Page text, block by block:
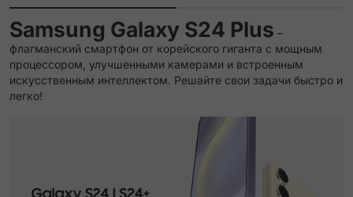
Samsung Galaxy S24 Plus –
флагманский смартфон от корейского гиганта с мощным
процессором, улучшенными камерами и встроенным
искусственным интеллектом. Решайте свои задачи быстро и
легко!